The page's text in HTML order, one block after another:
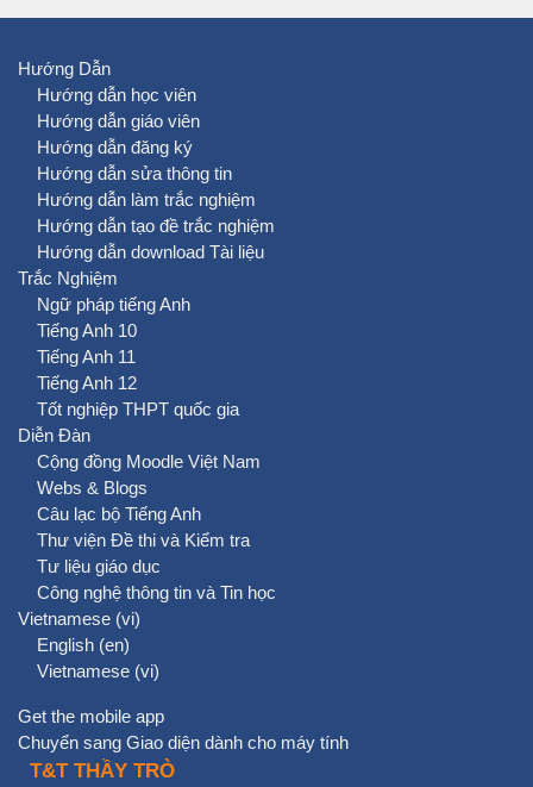
Hướng Dẫn
Hướng dẫn học viên
Hướng dẫn giáo viên
Hướng dẫn đăng ký
Hướng dẫn sửa thông tin
Hướng dẫn làm trắc nghiệm
Hướng dẫn tạo đề trắc nghiệm
Hướng dẫn download Tài liệu
Trắc Nghiệm
Ngữ pháp tiếng Anh
Tiếng Anh 10
Tiếng Anh 11
Tiếng Anh 12
Tốt nghiệp THPT quốc gia
Diễn Đàn
Cộng đồng Moodle Việt Nam
Webs & Blogs
Câu lạc bộ Tiếng Anh
Thư viện Đề thi và Kiểm tra
Tư liệu giáo dục
Công nghệ thông tin và Tin học
Vietnamese ‎(vi)‎
English ‎(en)‎
Vietnamese ‎(vi)‎
Get the mobile app
Chuyển sang Giao diện dành cho máy tính
T&T THẦY TRÒ